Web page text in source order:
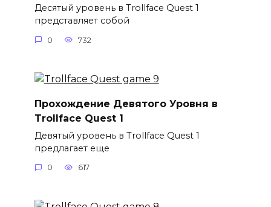
Десятый уровень в Trollface Quest 1
представляет собой
0 732
Прохождение Девятого Уровня в
Trollface Quest 1
Девятый уровень в Trollface Quest 1
предлагает еще
0 617